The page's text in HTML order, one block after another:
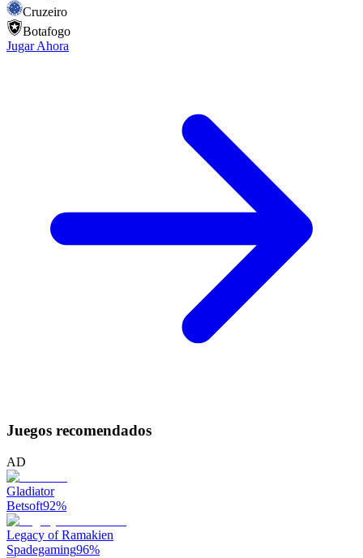
Cruzeiro
Botafogo
Jugar Ahora
Juegos recomendados
AD
Gladiator
Betsoft92%
Legacy of Ramakien
Spadegaming96%